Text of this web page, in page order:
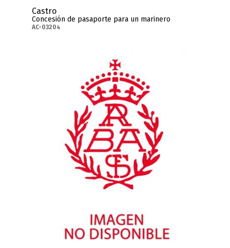
Castro
Concesión de pasaporte para un marinero
AC-03204